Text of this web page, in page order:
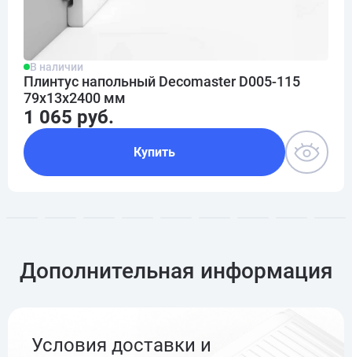
В наличии
Плинтус напольный Decomaster D005-115
79x13x2400 мм
1 065 руб.
Купить
Дополнительная информация
Условия доставки и